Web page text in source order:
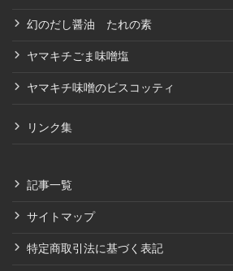
幻のだし醤油 たれの素
ヤマキチごま味噌塩
ヤマキチ味噌のビスコッティ
リンク集
記事一覧
サイトマップ
特定商取引法に基づく表記